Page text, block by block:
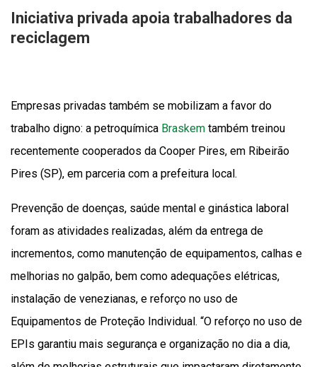
Iniciativa privada apoia trabalhadores da
reciclagem
Empresas privadas também se mobilizam a favor do
trabalho digno: a petroquímica Braskem também treinou
recentemente cooperados da Cooper Pires, em Ribeirão
Pires (SP), em parceria com a prefeitura local.
Prevenção de doenças, saúde mental e ginástica laboral
foram as atividades realizadas, além da entrega de
incrementos, como manutenção de equipamentos, calhas e
melhorias no galpão, bem como adequações elétricas,
instalação de venezianas, e reforço no uso de
Equipamentos de Proteção Individual. “O reforço no uso de
EPIs garantiu mais segurança e organização no dia a dia,